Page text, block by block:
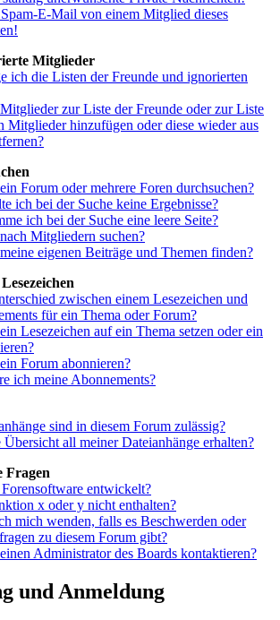
E-Mail von einem Mitglied dieses
Mitglieder
ich die Listen der Freunde und ignorierten
zur Liste der Freunde oder zur Liste
Mitglieder hinzufügen oder diese wieder aus
Forum oder mehrere Foren durchsuchen?
ich bei der Suche keine Ergebnisse?
ich bei der Suche eine leere Seite?
Mitgliedern suchen?
eigenen Beiträge und Themen finden?
zwischen einem Lesezeichen und
für ein Thema oder Forum?
Lesezeichen auf ein Thema setzen oder ein
Forum abonnieren?
ich meine Abonnements?
sind in diesem Forum zulässig?
all meiner Dateianhänge erhalten?
Fragen
entwickelt?
x oder y nicht enthalten?
mich wenden, falls es Beschwerden oder
zu diesem Forum gibt?
Administrator des Boards kontaktieren?
und Anmeldung